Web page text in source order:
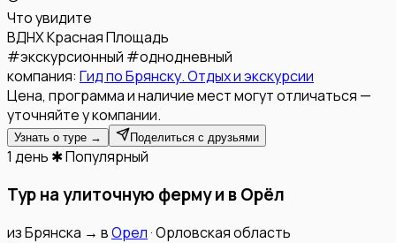
Что увидите
ВДНХКрасная Площадь
#экскурсионный #однодневный
компания: Гид по Брянску. Отдых и экскурсии
Цена, программа и наличие мест могут отличаться —
уточняйте у компании.
Узнать о туре → Поделиться с друзьями
1 день ✱ Популярный
Тур на улиточную ферму и в Орёл
изБрянска → вОрел·Орловская область